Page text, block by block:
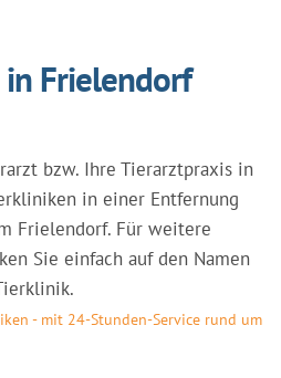
Frielendorf
bzw. Ihre Tierarztpraxis in
in einer Entfernung
Frielendorf. Für weitere
Sie einfach auf den Namen
- mit 24-Stunden-Service rund um